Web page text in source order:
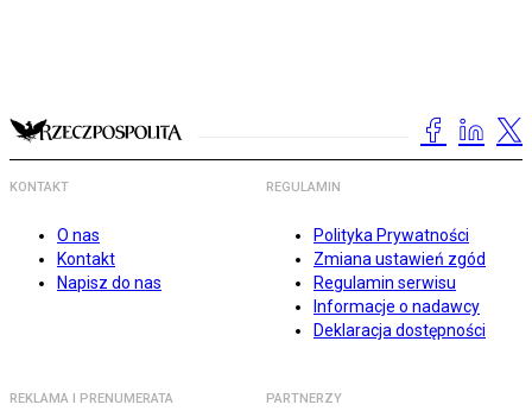
KONTAKT
O nas
Kontakt
Napisz do nas
REGULAMIN
Polityka Prywatności
Zmiana ustawień zgód
Regulamin serwisu
Informacje o nadawcy
Deklaracja dostępności
REKLAMA I PRENUMERATA PARTNERZY